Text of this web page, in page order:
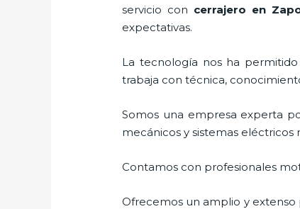
servicio con cerrajero en
expectativas.
La tecnología nos ha
trabaja con técnica,
Somos una empresa experta
mecánicos y sistemas
Contamos con profesionales
Ofrecemos un amplio y extenso